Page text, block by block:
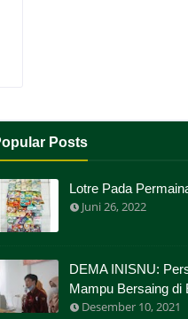
Posts
Lotre Pada
Juni 26, 2022
DEMA INISNU:
Mampu Bersaing di
Desember 10, 2021